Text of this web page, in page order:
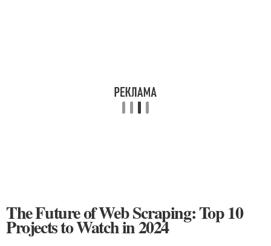
The Future of Web Scraping: Top 10
Projects to Watch in 2024